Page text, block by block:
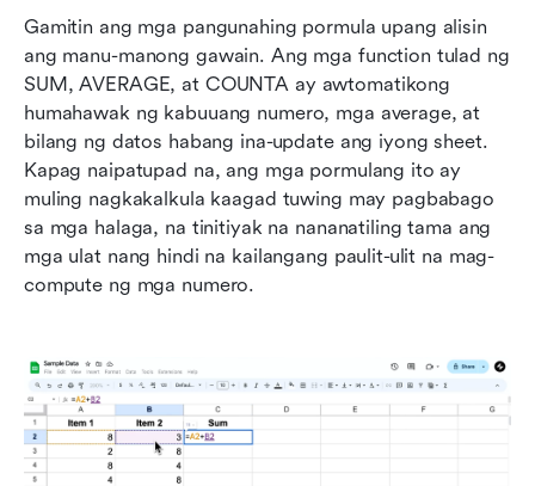
Gamitin ang mga pangunahing pormula upang alisin
ang manu-manong gawain. Ang mga function tulad ng
SUM, AVERAGE, at COUNTA ay awtomatikong
humahawak ng kabuuang numero, mga average, at
bilang ng datos habang ina-update ang iyong sheet.
Kapag naipatupad na, ang mga pormulang ito ay
muling nagkakalkula kaagad tuwing may pagbabago
sa mga halaga, na tinitiyak na nananatiling tama ang
mga ulat nang hindi na kailangang paulit-ulit na mag-
compute ng mga numero.